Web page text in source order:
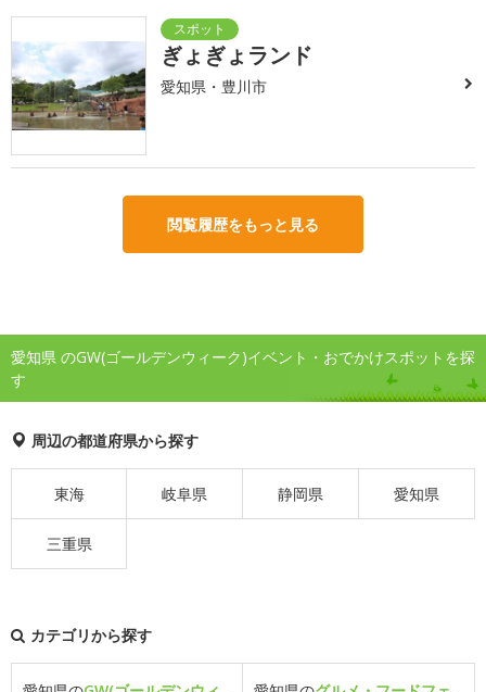
ぎょぎょランド
愛知県・豊川市
閲覧履歴をもっと見る
愛知県 のGW(ゴールデンウィーク)イベント・おでかけスポットを探
す
周辺の都道府県から探す
東海 岐阜県 静岡県 愛知県
三重県
カテゴリから探す